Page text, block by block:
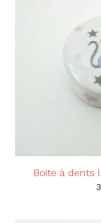
AJOUTER AU
Boite à dents